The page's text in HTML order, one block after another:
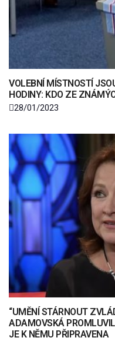
VOLEBNÍ MÍSTNOSTÍ
HODINY: KDO ZE
28/01/2023
“UMĚNÍ STÁRNOUT
ADAMOVSKÁ
JE K NĚMU PŘIPRAVENA